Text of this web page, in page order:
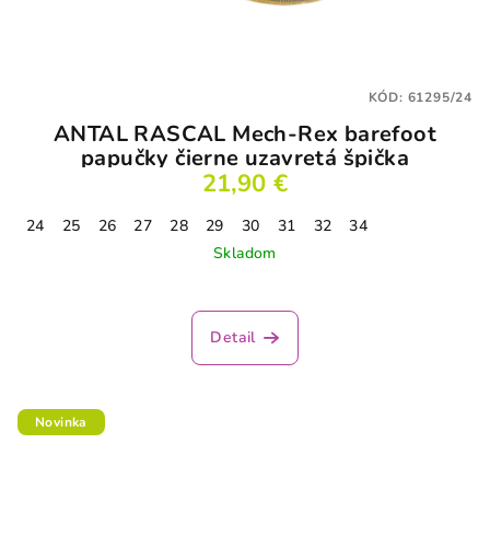
ANTAL RASCAL Mech-Rex barefoot
papučky čierne uzavretá špička
21,90 €
24 25 26 27 28 29 30 31 32
34
Skladom
Detail
KÓD: 61295/24
Novinka